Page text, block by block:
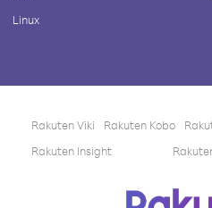
Linux
Rakuten Viki Rakuten Kobo
Rakuten Insight